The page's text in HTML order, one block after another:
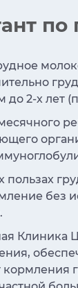
до 2-х лет
пользах
без
Клиника